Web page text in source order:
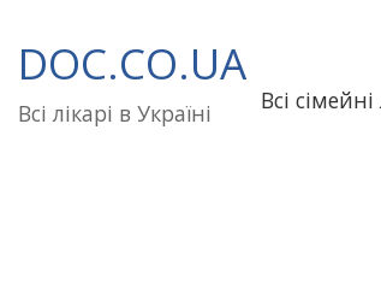
до
вмісту
DOC.CO.UA
Всі лікарі в Україні Всі сімейні